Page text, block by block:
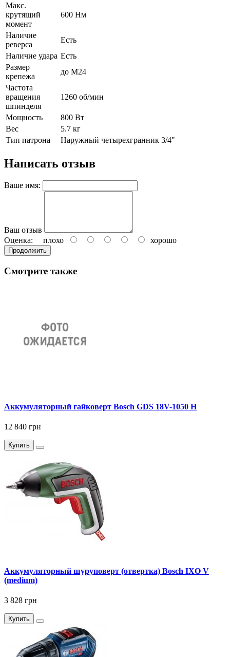
Макс.
крутящий
момент
600 Нм
Наличие
реверса
Есть
Наличие удара Есть
Размер
крепежа
до М24
Частота
вращения
шпинделя
1260 об/мин
Мощность
800 Вт
Вес
5.7 кг
Тип патрона
Наружный четырехгранник 3/4"
Написать отзыв
Ваше имя:
Ваш отзыв
Оценка: плохо хорошо
Продолжить
Смотрите также
Аккумуляторный гайковерт Bosch GDS 18V-1050 H
12 840 грн
Купить
Аккумуляторный шуруповерт (отвертка) Bosch IXO V
(medium)
3 828 грн
Купить